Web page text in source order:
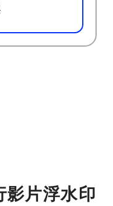
影片浮水印